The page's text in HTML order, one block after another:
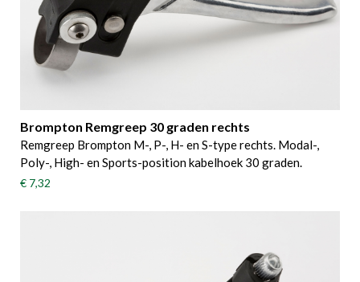
Brompton Remgreep 30 graden rechts
Remgreep Brompton M-, P-, H- en S-type rechts. Modal-,
Poly-, High- en Sports-position kabelhoek 30 graden.
€ 7,32